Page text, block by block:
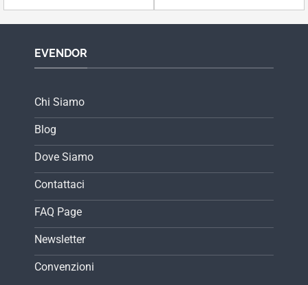
EVENDOR
Chi Siamo
Blog
Dove Siamo
Contattaci
FAQ Page
Newsletter
Convenzioni